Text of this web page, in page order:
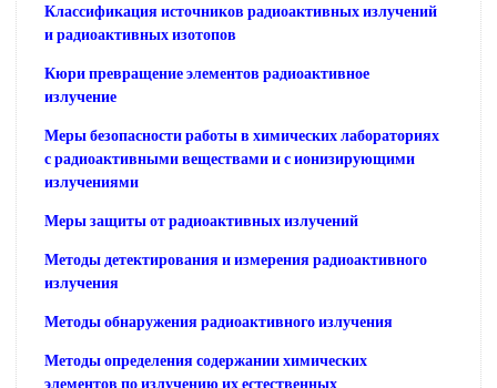
Классификация источников радиоактивных излучений
и радиоактивных изотопов
Кюри превращение элементов радиоактивное
излучение
Меры безопасности работы в химических лабораториях
с радиоактивными веществами и с ионизирующими
излучениями
Меры защиты от радиоактивных излучений
Методы детектирования и измерения радиоактивного
излучения
Методы обнаружения радиоактивного излучения
Методы определения содержании химических
элементов по излучению их естественных